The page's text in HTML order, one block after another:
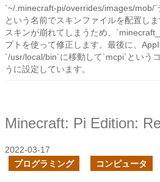
`~/.minecraft-pi/overrides/images/mob/
という名前でスキンファイルを配置し
スキンが崩れてしまうため、
プトを使って修正します。最後に、
`/usr/local/bin`に移動して`mcpi`という
うに設定しています。
2022-03-17
プログラミング
コンピュータ